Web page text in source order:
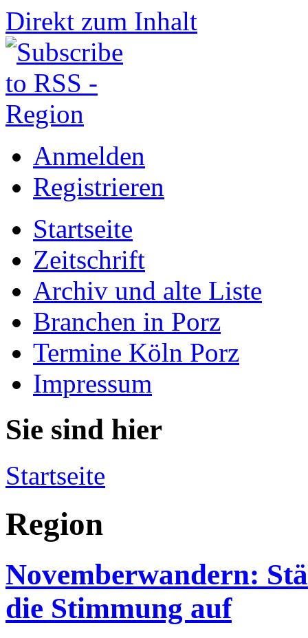
Direkt zum Inhalt
Anmelden
Registrieren
Startseite
Zeitschrift
Archiv und alte Liste
Branchen in Porz
Termine Köln Porz
Impressum
Sie sind hier
Startseite
Region
Novemberwandern:
die Stimmung auf